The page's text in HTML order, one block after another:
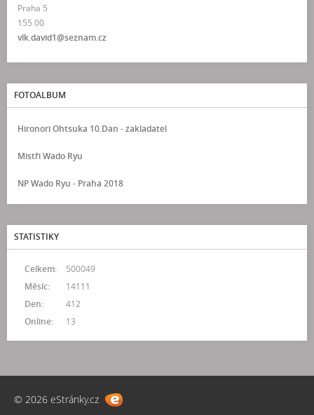
Praha 5
155 00
vlk.david1@seznam.cz
FOTOALBUM
Hironori Ohtsuka 10.Dan - zakladatel
Mistři Wado Ryu
NP Wado Ryu - Praha 2018
STATISTIKY
Online: 13
Celkem:
500049
Měsíc:
14111
Den:
412
© 2026 eStránky.cz